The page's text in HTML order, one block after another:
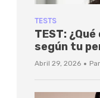
TESTS
TEST:
según tu
Abril 29, 2026 ·